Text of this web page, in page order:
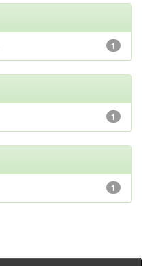
1
1
1